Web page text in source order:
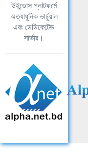
উইন্ডোস প্লাটফর্মে
অত্যাধুনিক ভার্চুয়াল
এবং ডেডিকেটেড
সার্ভার।